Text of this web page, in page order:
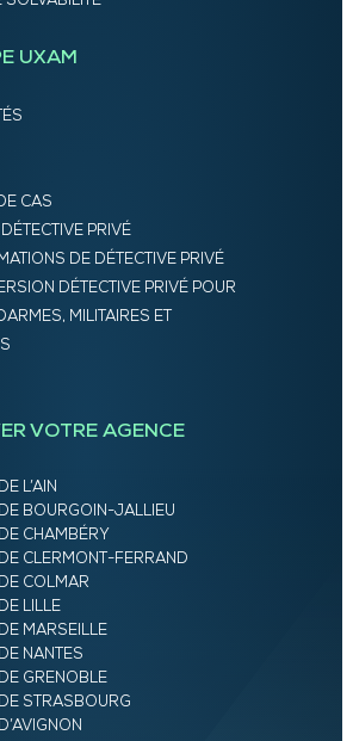
UXAM
CAS
PRIVÉ
DE DÉTECTIVE PRIVÉ
DÉTECTIVE PRIVÉ POUR
MILITAIRES ET
VOTRE AGENCE
L’AIN
BOURGOIN-JALLIEU
CHAMBÉRY
CLERMONT-FERRAND
COLMAR
LILLE
MARSEILLE
NANTES
GRENOBLE
STRASBOURG